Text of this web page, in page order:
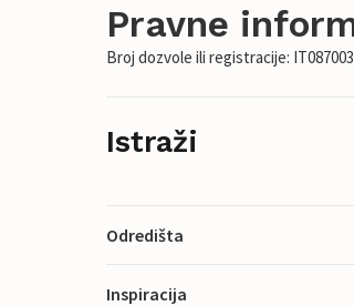
Pravne
Broj dozvole ili registracije:
Istraži
Odredišta
Inspiracija